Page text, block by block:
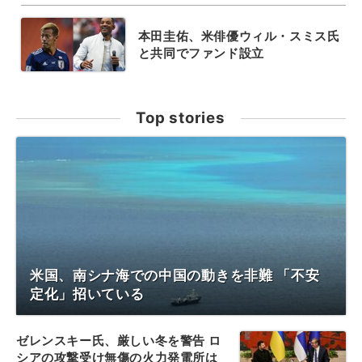
本田圭佑、米俳優ウィル・スミス氏
と共同でファンド設立
Top stories
米国、南シナ海での中国の動きを非難 「不安
定化」招いている
ゼレンスキー氏、厳しい冬を警告 ロ
シアの攻撃受け無傷の火力発電所は